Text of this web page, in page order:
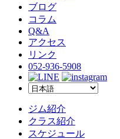
ブログ
コラム
Q&A
アクセス
リンク
052-936-5908
ジム紹介
クラス紹介
スケジュール